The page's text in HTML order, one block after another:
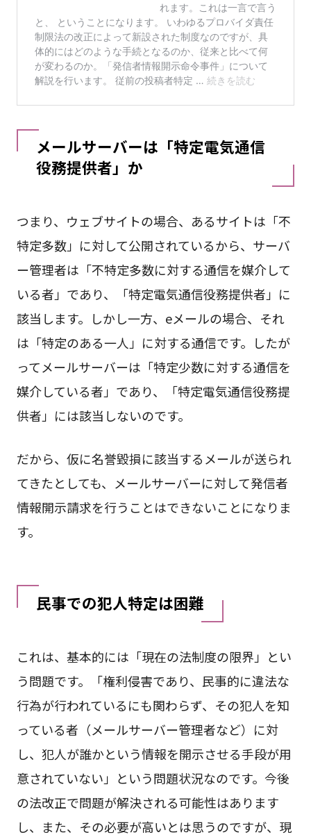
メールサーバーは「特定電気通信
役務提供者」か
つまり、ウェブサイトの場合、あるサイトは「不
特定多数」に対して公開されているから、サーバ
ー管理者は「不特定多数に対する通信を媒介して
いる者」であり、「特定電気通信役務提供者」に
該当します。しかし一方、eメールの場合、それ
は「特定のある一人」に対する通信です。したが
ってメールサーバーは「特定少数に対する通信を
媒介している者」であり、「特定電気通信役務提
供者」には該当しないのです。
だから、仮に名誉毀損に該当するメールが送られ
てきたとしても、メールサーバーに対して発信者
情報開示請求を行うことはできないことになりま
す。
民事での犯人特定は困難
これは、基本的には「現在の法制度の限界」とい
う問題です。「権利侵害であり、民事的に違法な
行為が行われているにも関わらず、その犯人を知
っている者（メールサーバー管理者など）に対
し、犯人が誰かという情報を開示させる手段が用
意されていない」という問題状況なのです。今後
の法改正で問題が解決される可能性はあります
し、また、その必要が高いとは思うのですが、現